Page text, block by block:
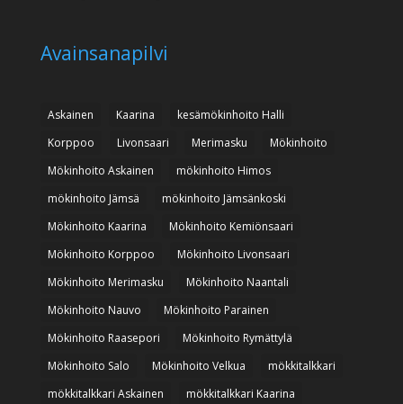
Avainsanapilvi
Askainen Kaarina
kesämökinhoito Halli
Korppoo
Livonsaari Merimasku
Mökinhoito
Mökinhoito Askainen
mökinhoito Himos
mökinhoito Jämsä
mökinhoito Jämsänkoski
Mökinhoito Kaarina
Mökinhoito Kemiönsaari
Mökinhoito Korppoo
Mökinhoito Livonsaari
Mökinhoito Merimasku
Mökinhoito Naantali
Mökinhoito Nauvo
Mökinhoito Parainen
Mökinhoito Raasepori
Mökinhoito Rymättylä
Mökinhoito Salo
Mökinhoito Velkua
mökkitalkkari
mökkitalkkari Askainen
mökkitalkkari Kaarina